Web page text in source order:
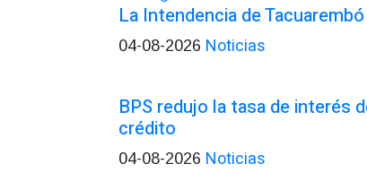
La Intendencia de
04-08-2026 Noticias
BPS redujo la tasa de interés
crédito
04-08-2026 Noticias